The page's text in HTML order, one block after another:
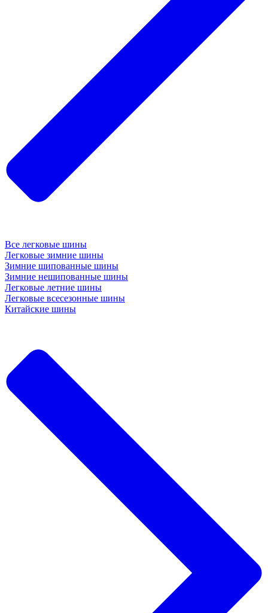
Все легковые шины
Легковые зимние шины
Зимние шипованные шины
Зимние нешипованные шины
Легковые летние шины
Легковые всесезонные шины
Китайские шины